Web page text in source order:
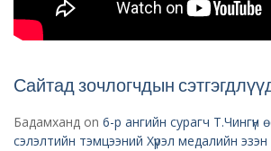
Сайтад зочлогчдын
Бадамханд on 6-р ангийн сурагч Т.Чингүн
сэлэлтийн тэмцээний Хүрэл медалийн